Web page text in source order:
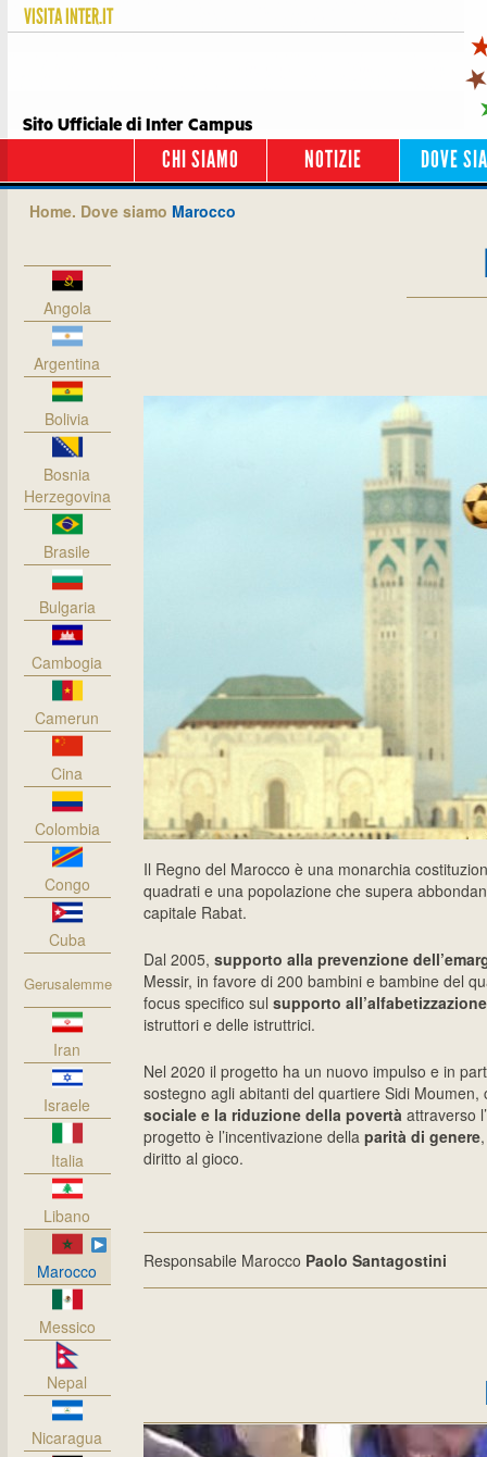
VISITAINTER.IT
Sito Ufficiale di Inter Campus
CHI SIAMO NOTIZIE DOVE
Home. Dove siamo Marocco
Angola
Argentina
Bolivia
Bosnia
Herzegovina
Brasile
Bulgaria
Cambogia
Camerun
Cina
Colombia
Congo
Cuba
Gerusalemme
Iran
Israele
Italia
Libano
Marocco
Messico
Nepal
Nicaragua
Il Regno del Marocco è una monarchia
quadrati e una popolazione che supera
capitale Rabat.
Dal 2005, supporto alla prevenzione
Messir, in favore di 200 bambini e bambine del
focus specifico sul supporto
istruttori e delle istruttrici.
Nel 2020 il progetto ha un nuovo impulso e in
sostegno agli abitanti del quartiere Sidi
sociale e la riduzione della povertàattraverso
progetto è l’incentivazione della parità di genere
diritto al gioco.
Responsabile Marocco Paolo Santagostini